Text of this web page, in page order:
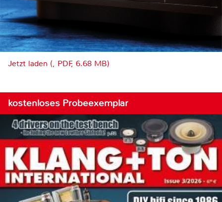
Jetzt laden (, PDF, 6.68 MB)
kostenloses Probeexemplar